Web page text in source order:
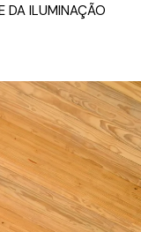
DA ILUMINAÇÃO